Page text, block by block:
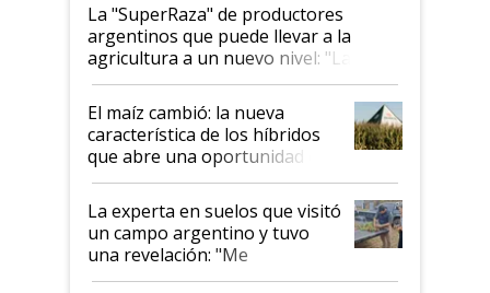
La "SuperRaza" de productores
argentinos que puede llevar a la
agricultura a un nuevo nivel: "Las
posibilidades de crecimiento son
infinitas"
El maíz cambió: la nueva
característica de los híbridos
que abre una oportunidad en
el lote
La experta en suelos que visitó
un campo argentino y tuvo
una revelación: "Me
impresionó mucho"